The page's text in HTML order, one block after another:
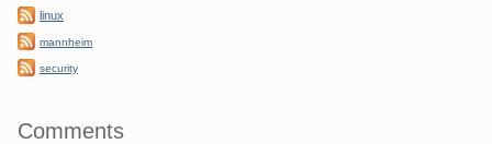
linux
mannheim
security
Comments